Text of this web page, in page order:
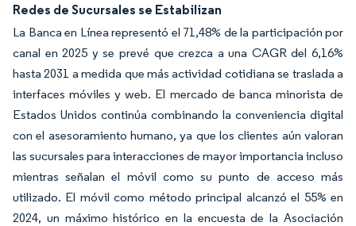
Redes de Sucursales se Estabilizan
La Banca en Línea representó el 71,48% de la participación por
canal en 2025 y se prevé que crezca a una CAGR del 6,16%
hasta 2031 a medida que más actividad cotidiana se traslada a
interfaces móviles y web. El mercado de banca minorista de
Estados Unidos continúa combinando la conveniencia digital
con el asesoramiento humano, ya que los clientes aún valoran
las sucursales para interacciones de mayor importancia incluso
mientras señalan el móvil como su punto de acceso más
utilizado. El móvil como método principal alcanzó el 55% en
2024, un máximo histórico en la encuesta de la Asociación